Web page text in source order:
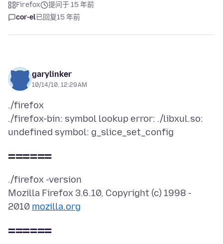
Firefox
提问于 15 年前
cor-el已回复15 年前
garylinker
10/14/10, 12:29 AM
./firefox
./firefox-bin: symbol lookup error: ./libxul.so:
======
./firefox -version
Mozilla Firefox 3.6.10, Copyright (c) 1998 -
2010 mozilla.org
======